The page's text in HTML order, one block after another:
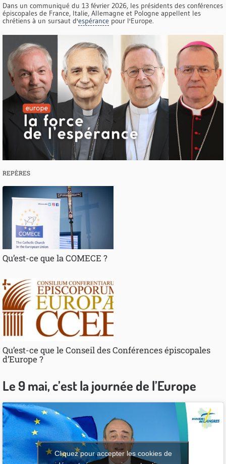
Dans un communiqué du 13 février 2026, les présidents des conférences
épiscopales de France, Italie, Allemagne et Pologne appellent les
chrétiens à un sursaut d'espérance pour l'Europe.
REPÈRES
Qu’est-ce que la COMECE ?
Qu’est-ce que le Conseil des Conférences épiscopales
d’Europe ?
Le 9 mai, c’est la journée de l’Europe
Cliquez pour accepter les cookies de